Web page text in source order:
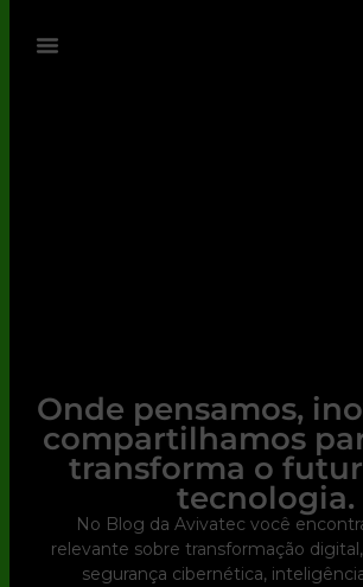
Onde pensamos,
compartilhamos
transforma o
tecnologia.
No Blog da Avivatec você
relevante sobre transformação
segurança cibernética,